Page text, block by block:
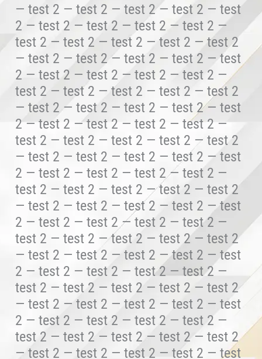
— test 2 — test 2 — test 2 — test 2 — test
2 — test 2 — test 2 — test 2 — test 2 —
test 2 — test 2 — test 2 — test 2 — test 2
— test 2 — test 2 — test 2 — test 2 — test
2 — test 2 — test 2 — test 2 — test 2 —
test 2 — test 2 — test 2 — test 2 — test 2
— test 2 — test 2 — test 2 — test 2 — test
2 — test 2 — test 2 — test 2 — test 2 —
test 2 — test 2 — test 2 — test 2 — test 2
— test 2 — test 2 — test 2 — test 2 — test
2 — test 2 — test 2 — test 2 — test 2 —
test 2 — test 2 — test 2 — test 2 — test 2
— test 2 — test 2 — test 2 — test 2 — test
2 — test 2 — test 2 — test 2 — test 2 —
test 2 — test 2 — test 2 — test 2 — test 2
— test 2 — test 2 — test 2 — test 2 — test
2 — test 2 — test 2 — test 2 — test 2 —
test 2 — test 2 — test 2 — test 2 — test 2
— test 2 — test 2 — test 2 — test 2 — test
2 — test 2 — test 2 — test 2 — test 2 —
test 2 — test 2 — test 2 — test 2 — test 2
— test 2 — test 2 — test 2 — test 2 — test